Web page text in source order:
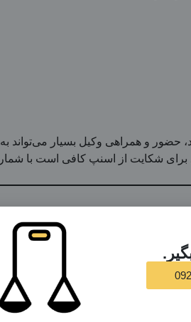
حضور و همراهی وکیل بسیار
کافی است با شماره 09222922909 تماس